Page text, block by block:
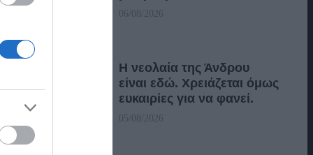
06/08/2026
Η νεολαία της Άνδρου
είναι εδώ. Χρειάζεται όμως
ευκαιρίες για να φανεί.
05/08/2026